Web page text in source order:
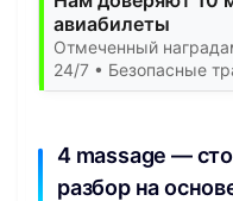
авиабилеты
Отмеченный
24/7 • Безопасные
4 massage —
разбор на